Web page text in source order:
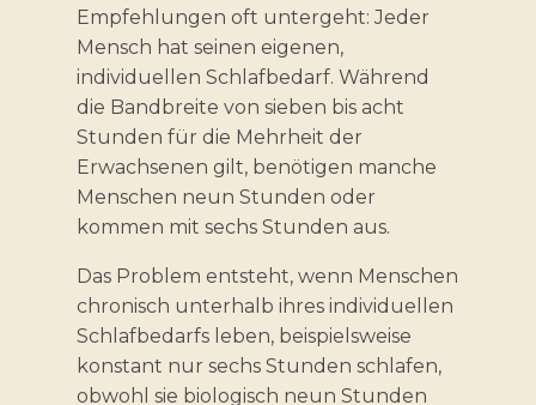
Empfehlungen oft untergeht: Jeder
Mensch hat seinen eigenen,
individuellen Schlafbedarf. Während
die Bandbreite von sieben bis acht
Stunden für die Mehrheit der
Erwachsenen gilt, benötigen manche
Menschen neun Stunden oder
kommen mit sechs Stunden aus.
Das Problem entsteht, wenn Menschen
chronisch unterhalb ihres individuellen
Schlafbedarfs leben, beispielsweise
konstant nur sechs Stunden schlafen,
obwohl sie biologisch neun Stunden